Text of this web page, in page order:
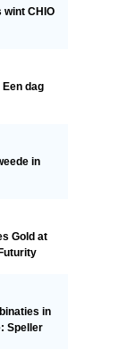
wint CHIO
dag
in
Gold at
in
Speller